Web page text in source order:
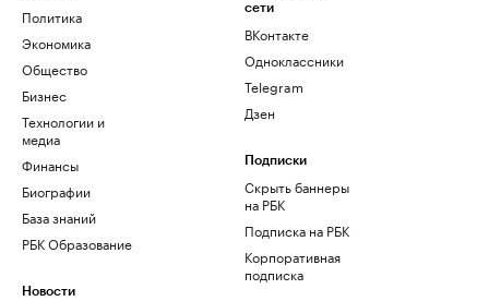
Политика
Экономика
Общество
Бизнес
Технологии и
медиа
Финансы
Биографии
База знаний
РБК Образование
Новости
сети
ВКонтакте
Одноклассники
Telegram
Дзен
Подписки
Скрыть баннеры
на РБК
Подписка на РБК
Корпоративная
подписка